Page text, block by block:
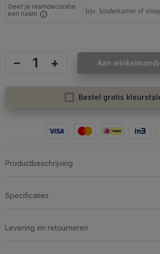
Geef je raamdecoratie
een naam
– + Aan
Bestel gratis
Productbeschrijving
Specificaties
Levering en retourneren